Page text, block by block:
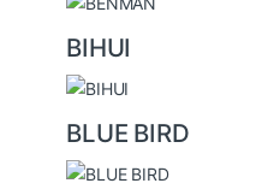
BIHUI
BLUE BIRD